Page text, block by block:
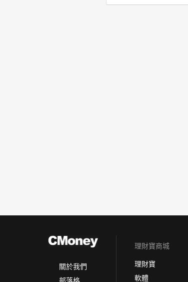
關於我們
部落格
理財寶商城
理財寶
軟體